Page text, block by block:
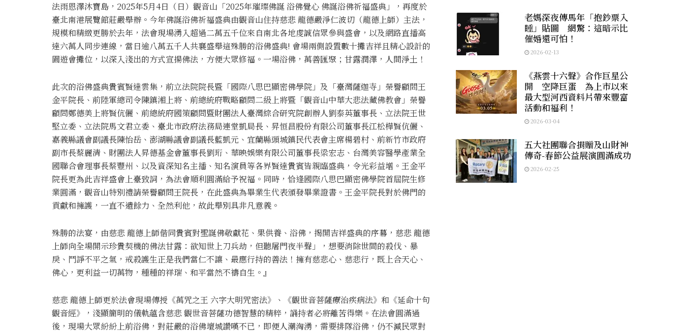
法雨恩澤沐寶島，2025年5月4日（日）觀音山「2025年璀璨佛誕 浴佛覺心 佛誕浴佛祈福盛典」，再度於
臺北南港展覽館莊嚴舉辦。今年佛誕浴佛祈福盛典由觀音山住持慈悲 龍德嚴淨仁波切（龍德上師）主法，
規模和精緻更勝於去年，法會現場湧入超過二萬五千位來自南北各地虔誠信眾參與盛會，以及網路直播高
達六萬人同步連線，當日逾八萬五千人共襄盛舉這殊勝的浴佛盛典! 會場兩側設置數十攤吉祥且精心設計的
園遊會攤位，以深入淺出的方式宣揚佛法，方便大眾修福。一場浴佛，萬善匯聚；甘露潤澤，人間淨土！
此次的浴佛盛典貴賓賢達雲集，前立法院院長暨「國際八思巴顯密佛學院」及「臺灣薩迦寺」榮譽顧問王
金平院長、前陸軍總司令陳鎮湘上將、前總統府戰略顧問二級上將暨「觀音山中華大悲法藏佛教會」榮譽
顧問鄭德美上將賢伉儷、前總統府國策顧問暨財團法人臺灣綜合研究院創辦人劉泰英董事長、立法院王世
堅立委、立法院馬文君立委、臺北市政府法務局連堂凱局長、昇恒昌股份有限公司董事長江松樺賢伉儷、
嘉義縣議會副議長陳怡岳、澎湖縣議會副議長藍凱元、宜蘭縣頭城鎮民代表會主席楊碧村、前新竹市政府
副市長蔡麗清、財團法人昇德基金會董事長劉珩、華映娛樂有限公司董事長梁宏志、台灣美容醫學產業全
國聯合會理事長蔡豐州、以及資深知名主播、知名演員等各界賢達貴賓皆親臨盛典，令光彩益增。王金平
院長更為此吉祥盛會上臺致詞，為法會順利圓滿給予祝福。同時，恰逢國際八思巴顯密佛學院首屆院生修
業圓滿，觀音山特別禮請榮譽顧問王院長，在此盛典為畢業生代表頒發畢業證書。王金平院長對於佛門的
貢獻和擁護，一直不遺餘力、全然利他，故此舉別具非凡意義。
殊勝的法宴，由慈悲 龍德上師偕同貴賓對聖誕佛敬獻花、果供養、浴佛，揭開吉祥盛典的序幕，慈悲 龍德
上師向全場開示珍貴契機的佛法甘露：欲知世上刀兵劫，但聽屠門夜半聲」，想要消除世間的殺伐、暴
戾、鬥諍不平之氣，戒殺護生正是我們當仁不讓、最應行持的善法！擁有慈悲心、慈悲行，既上合天心、
佛心，更利益一切萬物，種種的祥瑞、和平當然不禱自生。』
慈悲 龍德上師更於法會現場傳授《萬咒之王 六字大明咒密法》、《觀世音菩薩療治疾病法》和《延命十句
觀音經》，淺顯簡明的儀軌蘊含慈悲 觀世音菩薩功德智慧的精粹，誦持者必將離苦得樂。在法會圓滿過
後，現場大眾紛紛上前浴佛，對莊嚴的浴佛壇城讚嘆不已，即便人潮洶湧，需要排隊浴佛，仍不減民眾對
老媽深夜傳馬年「抱鈔票入
睡」貼圖 網驚：這暗示比
催婚還可怕！
2026-02-13
《燕雲十六聲》合作巨星公
開 空降巨蛋 為上市以來
最大型河西資料片帶來豐富
活動和福利！
2026-03-04
五大社團聯合捐贈及山財神
傳奇-春節公益展演圓滿成功
2026-02-25